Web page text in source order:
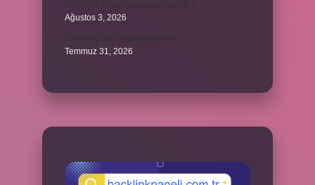
Ağustos 3, 2026
Temmuz 31, 2026